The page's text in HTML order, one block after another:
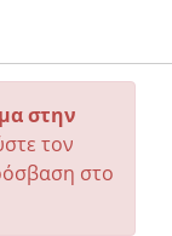
στην
τον
στο